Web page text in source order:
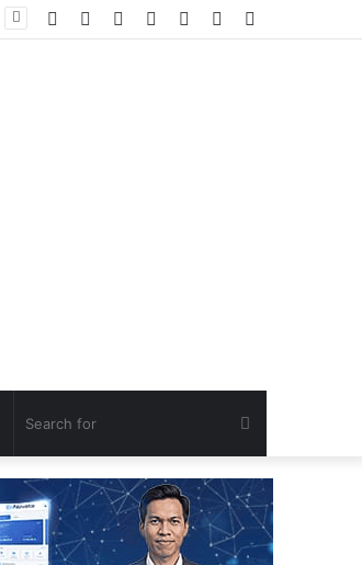
Random
Log
TikTok
Instagram
YouTube
Facebook
Search
for
Random
Article